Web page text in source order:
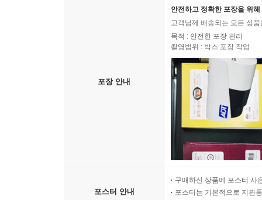
포장 안내
안전하고 정확한 포장을 위
고객님께 배송되는 모든 상
목적 : 안전한 포장 관리
촬영범위 : 박스 포장 작업
포스터 안내
구매하신 상품에 포스터 사
포스터는 기본적으로 지관